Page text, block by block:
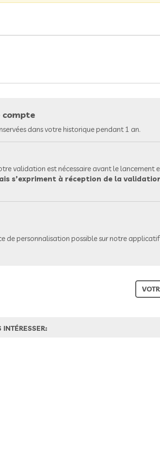
dans votre historique pendant 1 an.
validation est nécessaire avant le lancement
s’expriment à réception de la
de personnalisation possible sur notre